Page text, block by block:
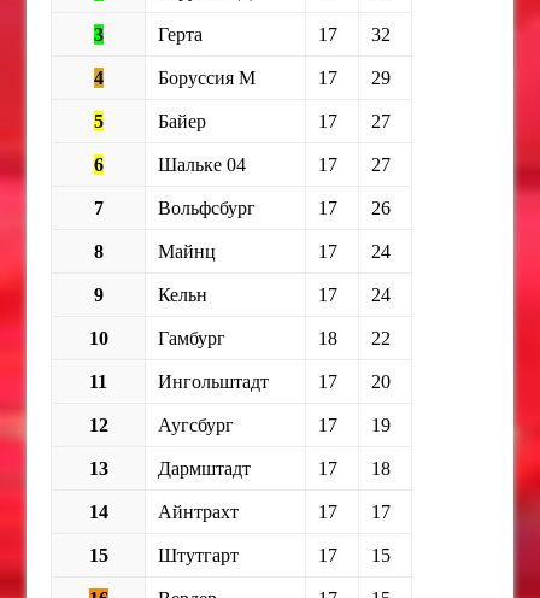
3 Герта 17 32
4 Боруссия М 17 29
5 Байер 17 27
6 Шальке 04 17 27
7 Вольфсбург 17 26
8 Майнц 17 24
9 Кельн 17 24
10 Гамбург 18 22
11 Ингольштадт 17 20
12 Аугсбург 17 19
13 Дармштадт 17 18
14 Айнтрахт 17 17
15 Штутгарт 17 15